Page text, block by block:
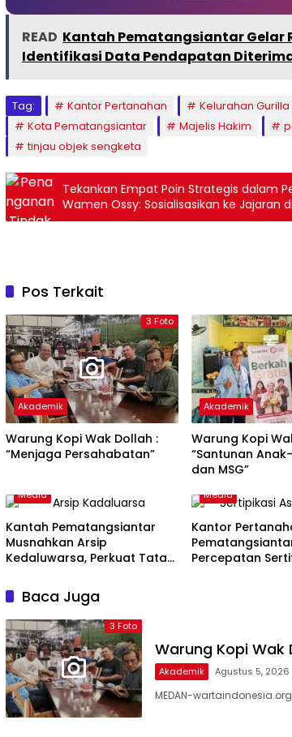
READ Kantah Pematangsiantar Gelar
Identifikasi Data Pendapatan
Tag: Kantor Pertanahan
Kelurahan
Kota Pematangsiantar
Majelis Hakim
tinjau objek sengketa
Tekankan Empat Poin Strategis dalam
Wamen Ossy: Sosialisasikan ke Jajaran
Pos Terkait
3 Foto
Akademik
Warung Kopi Wak Dollah :
“Menjaga Persahabatan”
Akademik
Warung Kopi
“Santunan
dan MSG”
Media
Kantah Pematangsiantar
Musnahkan Arsip
Kedaluwarsa, Perkuat Tata
Integritas
Media
Kantor
Percepatan
Baca Juga
3 Foto
Warung Kopi Wak
Akademik Agustus 5, 2026
MEDAN-